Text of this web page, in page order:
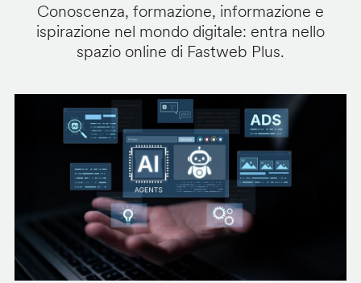
Conoscenza, formazione, informazione e
ispirazione nel mondo digitale: entra nello
spazio online di Fastweb Plus.